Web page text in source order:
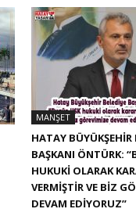
MANŞET
HATAY BÜYÜKŞEHIR
BAŞKANI ÖNTÜRK:
HUKUKI OLARAK
VERMIŞTIR VE BIZ
DEVAM EDIYORUZ”